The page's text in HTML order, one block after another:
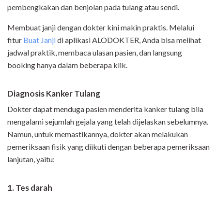
pembengkakan dan benjolan pada tulang atau sendi.
Membuat janji dengan dokter kini makin praktis. Melalui
fitur Buat Janjidi aplikasi ALODOKTER, Anda bisa melihat
jadwal praktik, membaca ulasan pasien, dan langsung
booking hanya dalam beberapa klik.
Diagnosis Kanker Tulang
Dokter dapat menduga pasien menderita kanker tulang bila
mengalami sejumlah gejala yang telah dijelaskan sebelumnya.
Namun, untuk memastikannya, dokter akan melakukan
pemeriksaan fisik yang diikuti dengan beberapa pemeriksaan
lanjutan, yaitu:
1. Tes darah